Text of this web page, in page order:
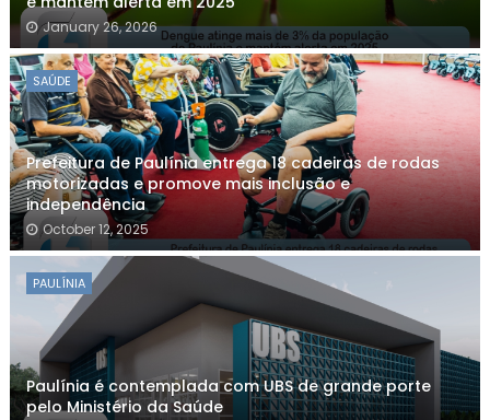
January 26, 2026
SAÚDE
Prefeitura de Paulínia entrega 18 cadeiras de rodas
motorizadas e promove mais inclusão e
independência
October 12, 2025
PAULÍNIA
Paulínia é contemplada com UBS de grande porte
pelo Ministério da Saúde